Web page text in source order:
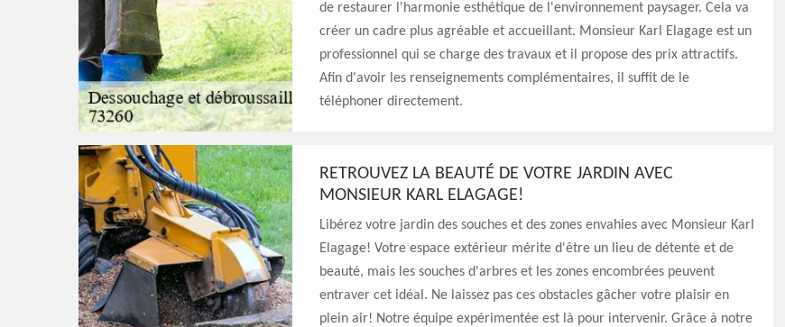
de restaurer l'harmonie esthétique de l'environnement paysager. Cela va
créer un cadre plus agréable et accueillant. Monsieur Karl Elagage est un
professionnel qui se charge des travaux et il propose des prix attractifs.
Afin d'avoir les renseignements complémentaires, il suffit de le
téléphoner directement.
RETROUVEZ LA BEAUTÉ DE VOTRE JARDIN AVEC
MONSIEUR KARL ELAGAGE!
Libérez votre jardin des souches et des zones envahies avec Monsieur Karl
Elagage! Votre espace extérieur mérite d'être un lieu de détente et de
beauté, mais les souches d'arbres et les zones encombrées peuvent
entraver cet idéal. Ne laissez pas ces obstacles gâcher votre plaisir en
plein air! Notre équipe expérimentée est là pour intervenir. Grâce à notre